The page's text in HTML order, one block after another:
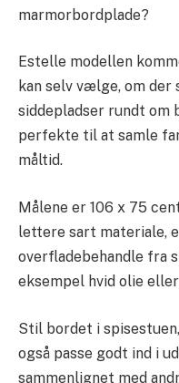
marmorbordplade?
Estelle modellen
kan selv vælge, om
siddepladser rundt om
perfekte til at samle
måltid.
Målene er 106 x 75
lettere sart materiale,
overfladebehandle fra
eksempel hvid olie
Stil bordet i
også passe godt ind i
sammenlignet med